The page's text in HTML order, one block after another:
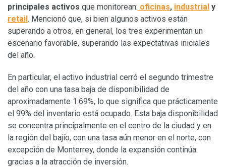
principales activos que monitorean: oficinas, industrial y
retail. Mencionó que, si bien algunos activos están
superando a otros, en general, los tres experimentan un
escenario favorable, superando las expectativas iniciales
del año.
En particular, el activo industrial cerró el segundo trimestre
del año con una tasa baja de disponibilidad de
aproximadamente 1.69%, lo que significa que prácticamente
el 99% del inventario está ocupado. Esta baja disponibilidad
se concentra principalmente en el centro de la ciudad y en
la región del bajío, con una tasa aún menor en el norte, con
excepción de Monterrey, donde la expansión continúa
gracias a la atracción de inversión.